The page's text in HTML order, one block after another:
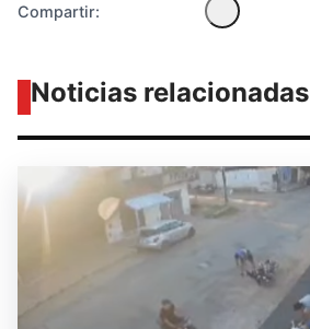
Compartir:
Noticias relacionadas